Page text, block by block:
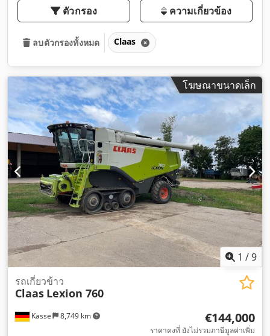
ตัวกรอง ความเกี่ยวข้อง
ลบตัวกรองทั้งหมด Claas
โฆษณาขนาดเล็ก
1 /9
Kassel 8,749 km
รถเกี่ยวข้าว
Claas Lexion 760
€144,000
ราคาคงที่ ยังไม่รวมภาษีมูลค่าเพิ่ม